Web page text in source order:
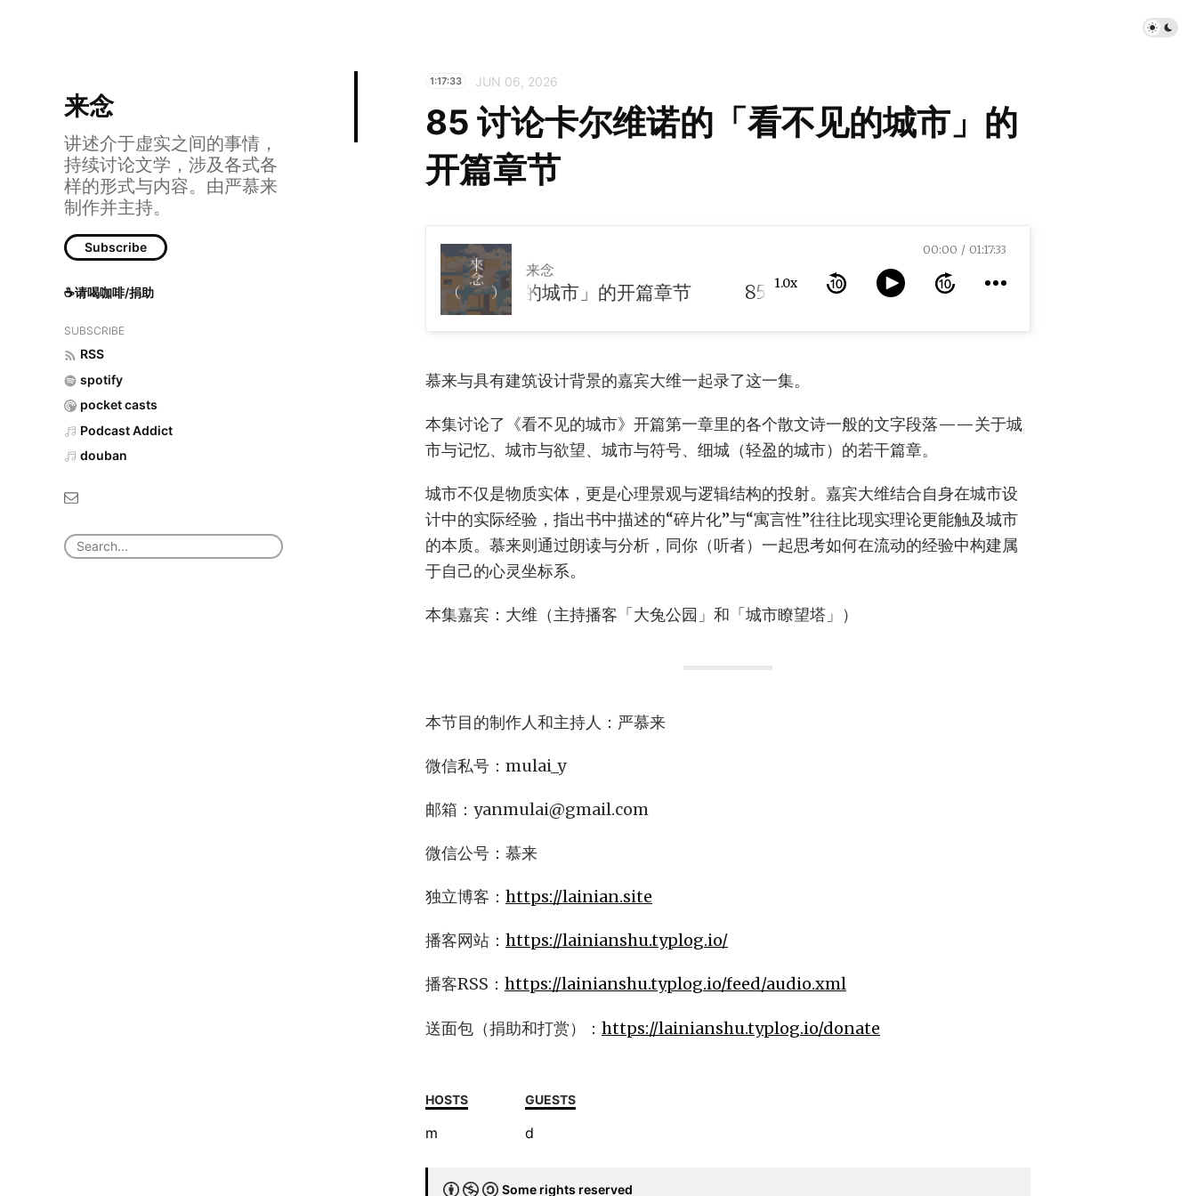
来念
讲述介于虚实之间的事情，
持续讨论文学，涉及各式各
样的形式与内容。由严慕来
制作并主持。
Subscribe
☕请喝咖啡/捐助
SUBSCRIBE
RSS
spotify
pocket casts
Podcast Addict
douban
1:17:33 JUN 06, 2026
85 讨论卡尔维诺的「看不见的城市」的
开篇章节
来念
85 讨论卡尔维诺的「看不见的城市」的开篇章节 1.0x
00:00 01:17:33
慕来与具有建筑设计背景的嘉宾大维一起录了这一集。
本集讨论了《看不见的城市》开篇第一章里的各个散文诗一般的文字段落——关于城
市与记忆、城市与欲望、城市与符号、细城（轻盈的城市）的若干篇章。
城市不仅是物质实体，更是心理景观与逻辑结构的投射。嘉宾大维结合自身在城市设
计中的实际经验，指出书中描述的“碎片化”与“寓言性”往往比现实理论更能触及城市
的本质。慕来则通过朗读与分析，同你（听者）一起思考如何在流动的经验中构建属
于自己的心灵坐标系。
本集嘉宾：大维（主持播客「大兔公园」和「城市瞭望塔」）
本节目的制作人和主持人：严慕来
微信私号：mulai_y
邮箱： yanmulai@gmail.com
微信公号：慕来
独立博客： https://lainian.site
播客网站： https://lainianshu.typlog.io/
播客RSS： https://lainianshu.typlog.io/feed/audio.xml
送面包（捐助和打赏）： https://lainianshu.typlog.io/donate
HOSTS
m
GUESTS
d
Some rights reserved